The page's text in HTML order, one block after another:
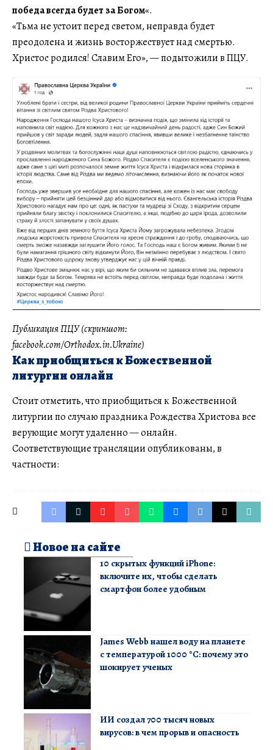
победа всегда будет за Богом«.
«Тьма не устоит перед светом, неправда будет
преодолена и жизнь восторжествует над смертью.
Христос родился! Славим Его», — подытожили в ПЦУ.
Публикация ПЦУ (скриншот:
facebook.com/Orthodox.in.Ukraine)
Как приобщиться к Божественной
литургии онлайн
Стоит отметить, что приобщиться к Божественной
литургии по случаю праздника Рождества Христова все
верующие могут удаленно — онлайн.
Соответствующие трансляции опубликованы, в
частности:
Новое на сайте
10 скрытых функций iPhone:
включите их, чтобы сделать
смартфон более удобным
James Webb нашел воду на планете
с температурой 1000 °C: почему это
шокирует ученых
ИИ создал 700 тысяч новых
вирусов: в чем прорыв и опасность